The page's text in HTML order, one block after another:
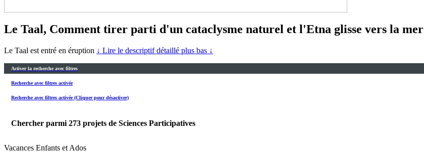
Le Taal, Comment tirer parti d'un cataclysme naturel et l'Etna glisse vers la mer
Le Taal est entré en éruption ↓ Lire le descriptif détaillé plus bas ↓
Activer la recherche avec filtres
Recherche avec filtres activée
Recherche avec filtres activée (Cliquer pour désactiver)
Chercher parmi 273 projets de Sciences Participatives
Vacances Enfants et Ados